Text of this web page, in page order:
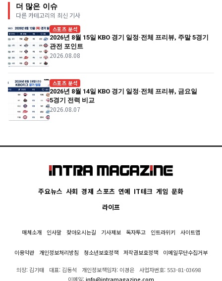
더 많은 이슈
다른 카테고리의 최신 기사
스포츠 분석
2026년 8월 15일 KBO 경기 일정·전체 프리뷰, 주말 5경기
관전 포인트
2026.08.08
스포츠 분석
2026년 8월 14일 KBO 경기 일정·전체 프리뷰, 금요일
5경기 전력 비교
2026.08.07
주요뉴스 사회 경제 스포츠 연예 IT테크 게임 문화
라이프
매체소개 인사말 찾아오시는길 기사제보 독자투고 인트라위키 사이트맵
이용약관 개인정보처리방침 청소년보호정책 저작권보호정책 이메일무단수집거부
의장: 김기태 대표: 김동석 개인정보책임자: 이경은
사업자번호: 553-81-03698
이메일:info@intramagazine.com